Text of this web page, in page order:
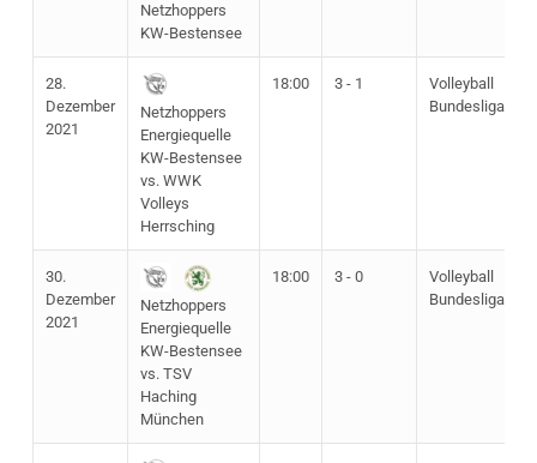
Netzhoppers
KW-Bestensee
28.
Dezember
2021
Netzhoppers
Energiequelle
KW-Bestensee
vs. WWK
Volleys
Herrsching
18:00 3 - 1
Volleyball
Bundesliga
30.
Dezember
2021
Netzhoppers
Energiequelle
KW-Bestensee
vs. TSV
Haching
München
18:00 3 - 0
Volleyball
Bundesliga